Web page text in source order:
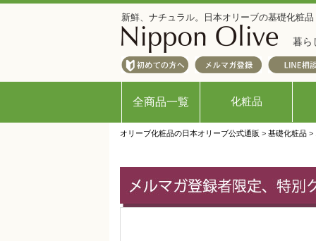
新鮮、ナチュラル。日本オリーブの基礎化粧
暮ら
全商品一覧 化粧品
オリーブ化粧品の日本オリーブ公式通販 > 基礎化粧品>